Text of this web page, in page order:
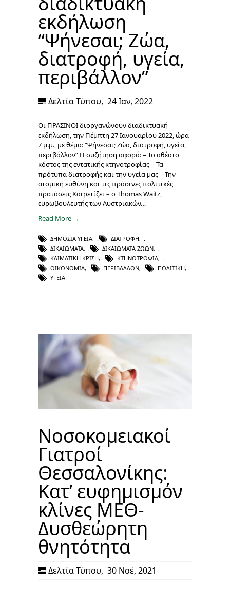
εκδήλωση
“Ψήνεσαι; Ζώα,
διατροφή, υγεία,
περιβάλλον”
Δελτία Τύπου, 24 Ιαν, 2022
Οι ΠΡΑΣΙΝΟΙ διοργανώνουν διαδικτυακή
εκδήλωση, την Πέμπτη 27 Ιανουαρίου 2022, ώρα
7 μ.μ., με θέμα: “Ψήνεσαι; Ζώα, διατροφή, υγεία,
περιβάλλον” Η συζήτηση αφορά: – Το αθέατο
κόστος της εντατικής κτηνοτροφίας – Τα
πρότυπα διατροφής και την υγεία μας – Την
ατομική ευθύνη και τις πράσινες πολιτικές
προτάσεις Χαιρετίζει – ο Thomas Waitz,
ευρωβουλευτής των Αυστριακών…
Read More →
ΔΗΜΌΣΙΑ ΥΓΕΊΑ, ΔΙΑΤΡΟΦΉ,
ΔΙΚΑΙΏΜΑΤΑ, ΔΙΚΑΙΏΜΑΤΑ ΖΏΩΝ,
ΚΛΙΜΑΤΙΚΉ ΚΡΊΣΗ, ΚΤΗΝΟΤΡΟΦΊΑ,
ΟΙΚΟΝΟΜΊΑ, ΠΕΡΙΒΆΛΛΟΝ, ΠΟΛΙΤΙΚΉ,
ΥΓΕΊΑ
Νοσοκομειακοί
Γιατροί
Θεσσαλονίκης:
Κατ’ ευφημισμόν
κλίνες ΜΕΘ-
Δυσθεώρητη
θνητότητα
Δελτία Τύπου, 30 Νοέ, 2021